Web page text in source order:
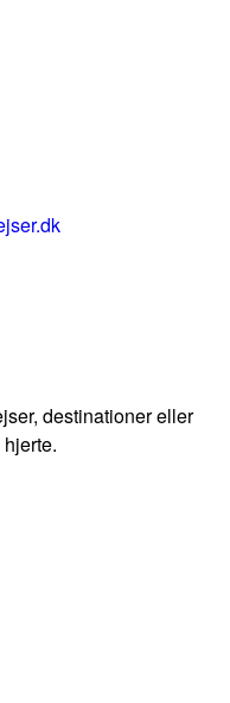
destinationer eller